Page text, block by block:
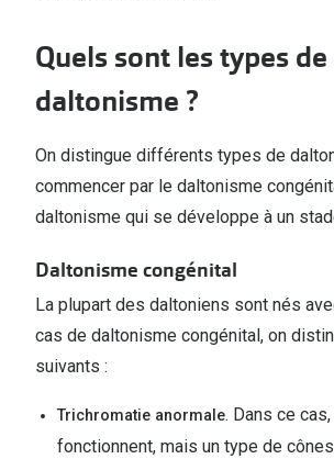
Quels sont les types de
daltonisme ?
On distingue différents types de
commencer par le daltonisme
daltonisme qui se développe à un
Daltonisme congénital
La plupart des daltoniens sont nés
cas de daltonisme congénital, on
suivants :
Trichromatie anormale. Dans ce
fonctionnent, mais un type de